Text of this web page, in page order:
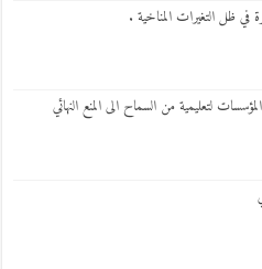
في ظل التغيرات المناخية .
لتعليمية من السماح الى المنع النهائي